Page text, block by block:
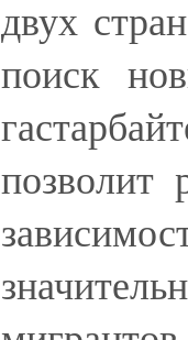
двух
поиск
позволит